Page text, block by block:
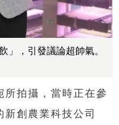
」，引發議論超帥氣。
所拍攝，當時正在參
創農業科技公司